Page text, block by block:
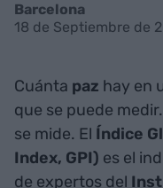
Barcelona
18 de Septiembre de
Cuánta paz hay en
que se puede
se mide. El Índice
Index, GPI) es el
de expertos del